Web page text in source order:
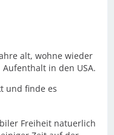
alt, wohne wieder
in den USA.
und finde es
Freiheit natuerlich